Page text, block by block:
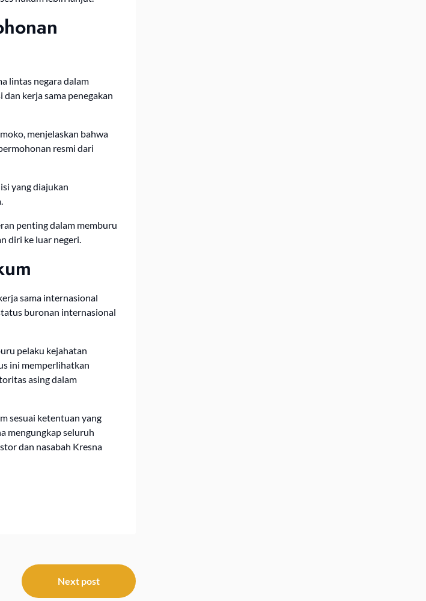
lintas negara dalam
kerja sama penegakan
menjelaskan bahwa
resmi dari
yang diajukan
penting dalam memburu
diri ke luar negeri.
sama internasional
buronan internasional
pelaku kejahatan
ini memperlihatkan
asing dalam
sesuai ketentuan yang
mengungkap seluruh
dan nasabah Kresna
Next post